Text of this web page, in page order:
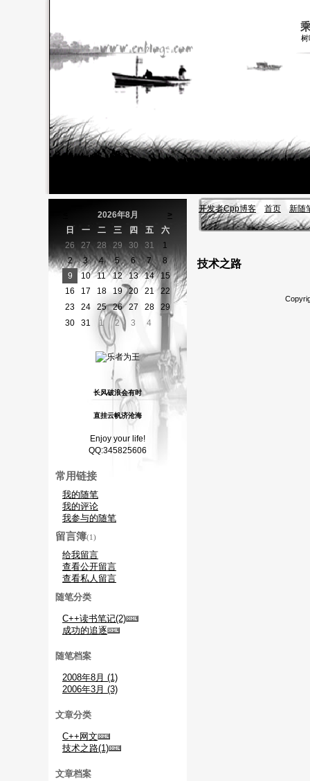
树
开发者Cpp博客 首页 新随
技术之路
2026年8月
>
日
一 二 三 四 五
六
26
27 28 29 30 31
1
2
3 4 5 6 7
8
9
10 11 12 13 14
15
16
17 18 19 20 21
22
23
24 25 26 27 28
29
30
31 1 2 3 4
长风破浪会有时
直挂云帆济沧海
Enjoy your life!
QQ:345825606
常用链接
我的随笔
我的评论
我参与的随笔
留言簿(1)
给我留言
查看公开留言
查看私人留言
随笔分类
C++读书笔记(2)
成功的追逐
随笔档案
2008年8月 (1)
2006年3月 (3)
文章分类
C++网文
技术之路(1)
文章档案